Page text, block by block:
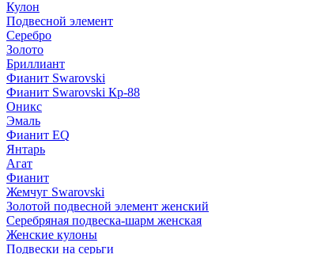
Кулон
Подвесной элемент
Серебро
Золото
Бриллиант
Фианит Swarovski
Фианит Swarovski Кр-88
Оникс
Эмаль
Фианит EQ
Янтарь
Агат
Фианит
Жемчуг Swarovski
Золотой подвесной элемент женcкий
Серебряная подвеска-шарм женская
Женские кулоны
Подвески на серьги